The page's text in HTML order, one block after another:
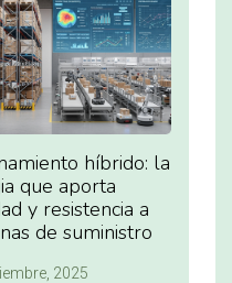
híbrido: la
que aporta
y resistencia a
de suministro
2025